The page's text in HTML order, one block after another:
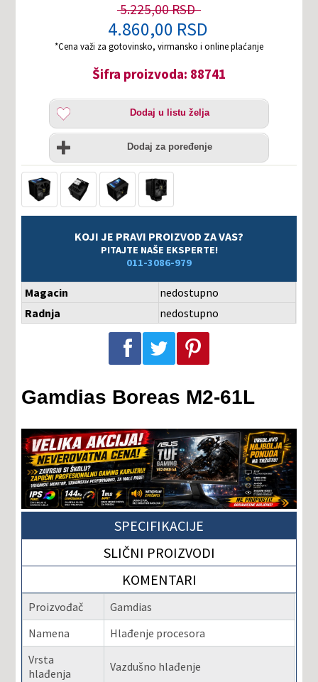
5.225,00 RSD
4.860,00 RSD
*Cena važi za gotovinsko, virmansko i online plaćanje
Šifra proizvoda: 88741
Dodaj
listu
želja
Dodaj u listu želja
Uporedi
Dodaj za poređenje
KOJI JE PRAVI PROIZVOD ZA VAS?
PITAJTE NAŠE EKSPERTE!
011-3086-979
Magacin
nedostupno
Radnja
nedostupno
Podeli na Facebook-u Podeli na Twitter-u Podeli na Pinterest-u
Gamdias Boreas M2-61L
SPECIFIKACIJE
SLIČNI PROIZVODI
KOMENTARI
Proizvođač
Gamdias
Namena
Hlađenje procesora
Vrsta
hlađenja
Vazdušno hlađenje